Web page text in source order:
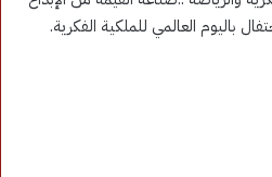
باليوم العالمي للملكية الفكرية.